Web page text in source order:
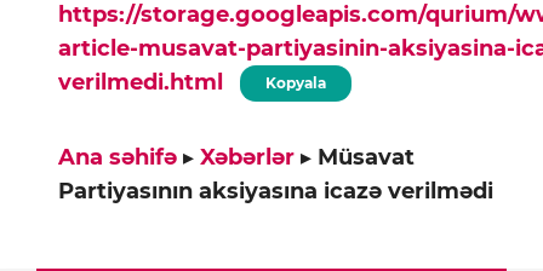
https://storage.googleapis.com/qurium/
article-musavat-partiyasinin-aksiyasina-
verilmedi.html
Kopyala
Ana səhifə ▸ Xəbərlər ▸ Müsavat
Partiyasının aksiyasına icazə verilmədi